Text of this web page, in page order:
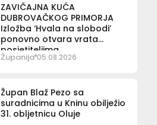
ZAVIČAJNA KUĆA
DUBROVAČKOG PRIMORJA
Izložba ‘Hvala na slobodi’
ponovno otvara vrata
posjetiteljima
Županija 05.08.2026
Župan Blaž Pezo sa
suradnicima u Kninu obilježio
31. obljetnicu Oluje